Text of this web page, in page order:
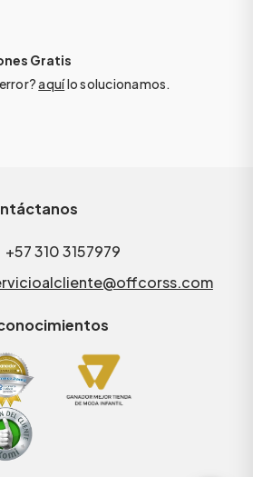
Gratis
aquílo solucionamos.
+57 310 3157979